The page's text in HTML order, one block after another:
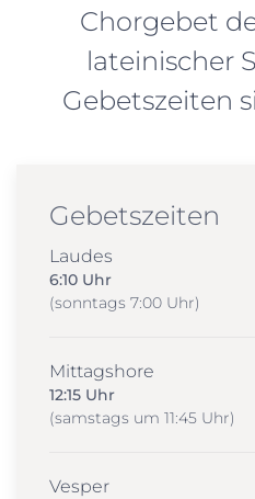
Chorgebet
lateinischer
Gebetszeiten
Gebetszeiten
Laudes
6:10 Uhr
(sonntags 7:00 Uhr)
Mittagshore
12:15 Uhr
(samstags um 11:45 Uhr)
Vesper